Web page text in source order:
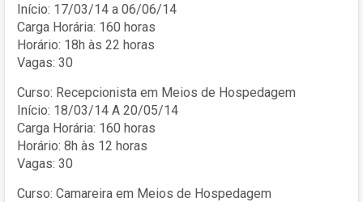
Início: 17/03/14 a 06/06/14
Carga Horária: 160 horas
Horário: 18h às 22 horas
Vagas: 30
Curso: Recepcionista em Meios de Hospedagem
Início: 18/03/14 A 20/05/14
Carga Horária: 160 horas
Horário: 8h às 12 horas
Vagas: 30
Curso: Camareira em Meios de Hospedagem